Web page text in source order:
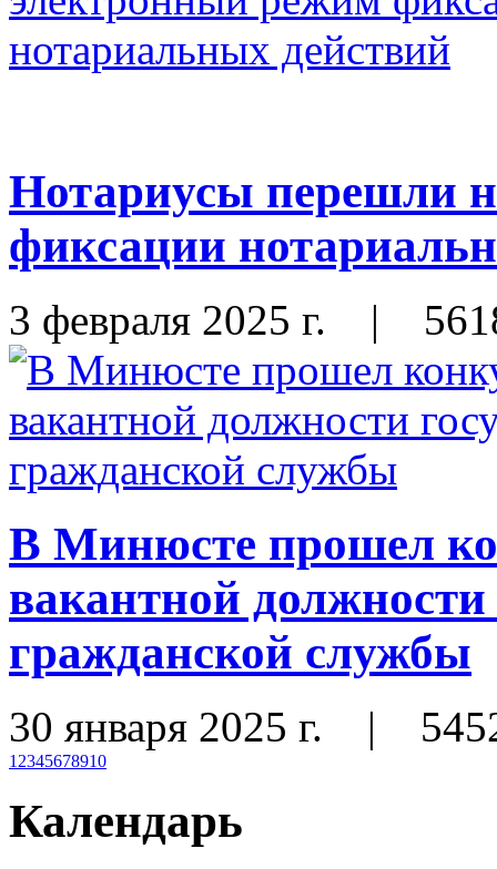
Нотариусы перешли
фиксации
3 февраля 2025 г. |
В Минюсте прошел
вакантной должности
гражданской службы
30 января 2025 г. |
1 2345678910
Календарь